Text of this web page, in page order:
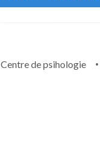
Centre de psihologie